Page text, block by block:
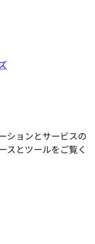
ションとサービスの
スとツールをご覧く